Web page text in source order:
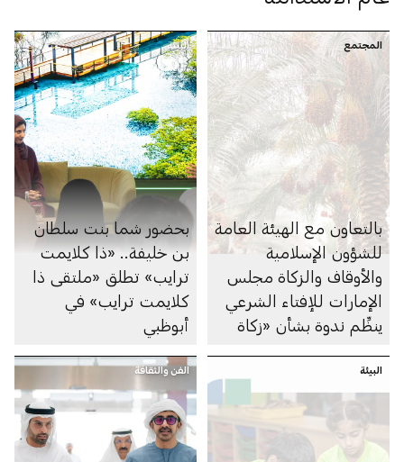
المجتمع
بالتعاون مع الهيئة العامة
للشؤون الإسلامية
والأوقاف والزكاة مجلس
الإمارات للإفتاء الشرعي
ينظِّم ندوة بشأن «زكاة
البيئة
بحضور شما بنت سلطان
بن خليفة.. «ذا كلايمت
ترايب» تطلق «ملتقى ذا
كلايمت ترايب» في
أبوظبي
البيئة الفن والثقافة